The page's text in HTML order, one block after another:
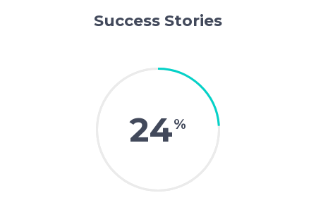
Success Stories
24